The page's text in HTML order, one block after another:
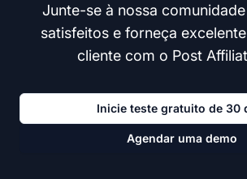
Junte-se à nossa
satisfeitos e forneça
cliente com o Post
Inicie teste gratuito de 30
Agendar uma demo